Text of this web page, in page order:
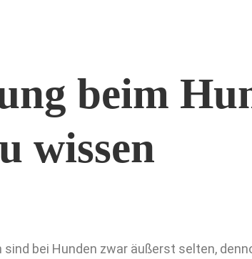
beim
wissen
sind bei Hunden zwar äußerst selten,